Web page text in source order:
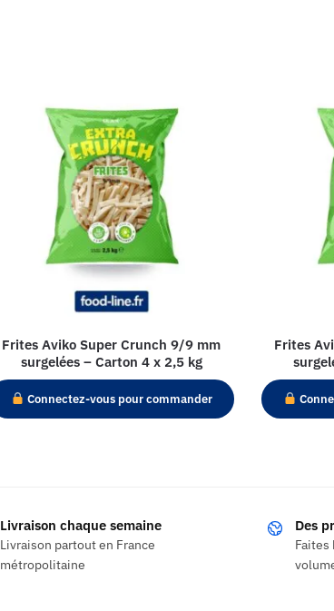
Frites Aviko Super Crunch 9/9 mm
surgelées – Carton 4 x 2,5 kg
Connectez-vous pour commander
Frites
Livraison chaque semaine
Livraison partout en France
métropolitaine
Des
Faites